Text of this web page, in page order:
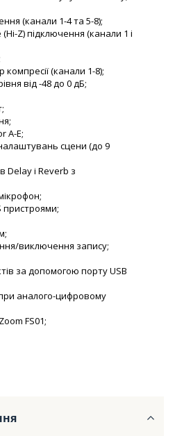
(канали 1-4 та 5-8);
Z) підключення (канали 1 і
(канали 1-8);
від -48 до 0 дБ;
A-E;
сцени (до 9
Delay і Reverb з
пристроями;
виключення запису;
за допомогою порту USB
аналого-цифровому
FS01;